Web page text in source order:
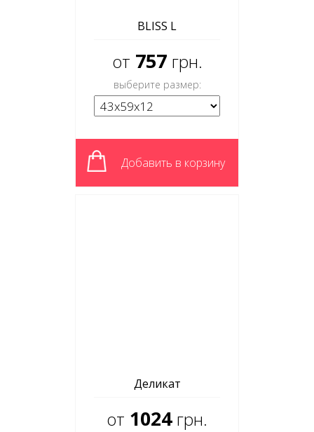
BLISS L
от 757 грн.
выберите размер:
Добавить в корзину
Деликат
от 1024 грн.